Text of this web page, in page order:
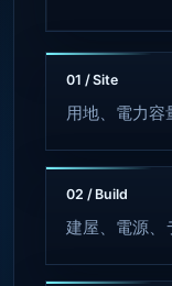
01 / Site
用地、電力容
02 / Build
建屋、電源、